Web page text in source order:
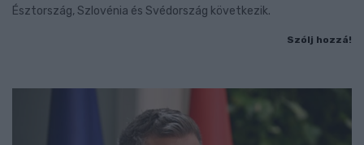
Észtország, Szlovénia és Svédország következik.
Szólj hozzá!